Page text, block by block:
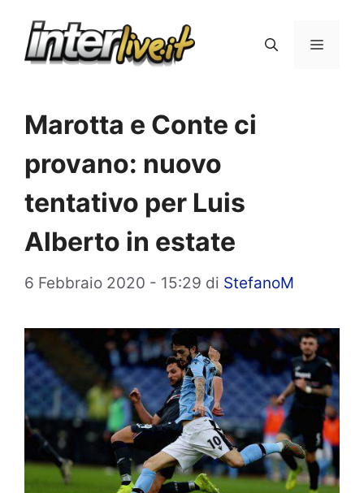
Menu
Marotta e Conte ci
provano: nuovo
tentativo per Luis
Alberto in estate
6 Febbraio 2020 - 15:29 di StefanoM